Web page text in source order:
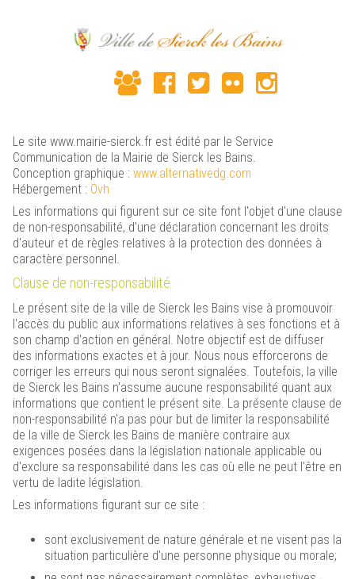
Le site www.mairie-sierck.fr est édité par le Service
Communication de la Mairie de Sierck les Bains.
Conception graphique : www.alternativedg.com
Hébergement : Ovh
Les informations qui figurent sur ce site font l'objet d'une clause
de non-responsabilité, d'une déclaration concernant les droits
d'auteur et de règles relatives à la protection des données à
caractère personnel.
Clause de non-responsabilité
Le présent site de la ville de Sierck les Bains vise à promouvoir
l'accès du public aux informations relatives à ses fonctions et à
son champ d'action en général. Notre objectif est de diffuser
des informations exactes et à jour. Nous nous efforcerons de
corriger les erreurs qui nous seront signalées. Toutefois, la ville
de Sierck les Bains n'assume aucune responsabilité quant aux
informations que contient le présent site. La présente clause de
non-responsabilité n'a pas pour but de limiter la responsabilité
de la ville de Sierck les Bains de manière contraire aux
exigences posées dans la législation nationale applicable ou
d'exclure sa responsabilité dans les cas où elle ne peut l'être en
vertu de ladite législation.
Les informations figurant sur ce site :
sont exclusivement de nature générale et ne visent pas la
situation particulière d'une personne physique ou morale;